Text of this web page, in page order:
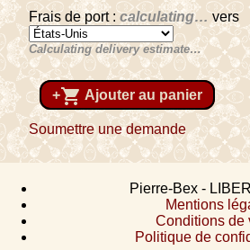
Frais de port :calculating…vers
Calculating delivery estimate…
+shopping_cart Ajouter au panier
Soumettre une demande
Pierre-Bex -
Mentions
Conditions de
Politique de